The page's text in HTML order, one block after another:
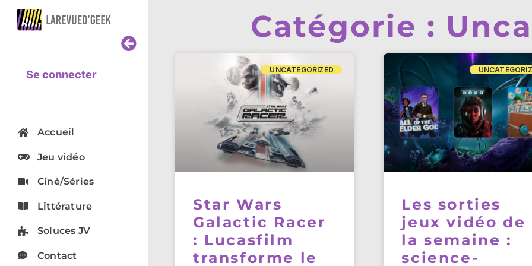
Se connecter
Accueil
Jeu vidéo
Ciné/Séries
Littérature
Soluces JV
Contact
Catégorie :
UNCATEGORIZED
Star Wars
Galactic Racer
: Lucasfilm
transforme le
Les sorties
jeux vidéo de
la semaine :
science-